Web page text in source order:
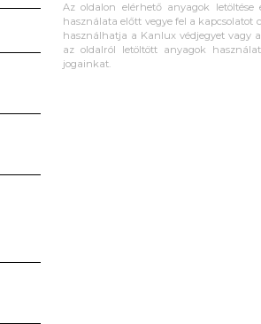
Az oldalon elérhető anyagok
használata előtt vegye fel a
használhatja a Kanlux védjegyet vagy
az oldalról letöltött anyagok
jogainkat.